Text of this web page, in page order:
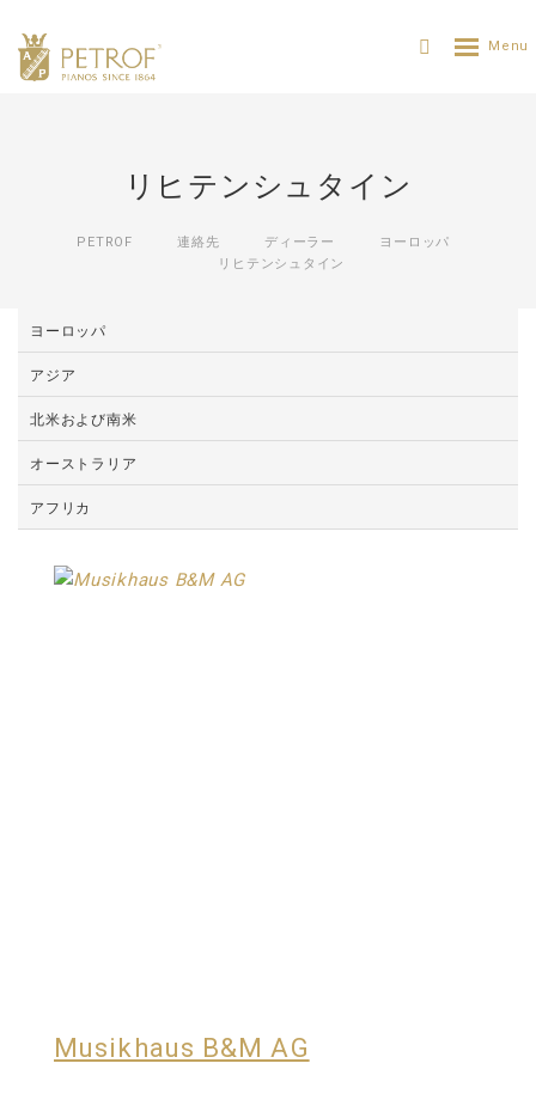
リヒテンシュタイン
PETROF 連絡先 ディーラー
ヨーロッパ
リヒテンシュタイン
ヨーロッパ
アジア
北米および南米
オーストラリア
アフリカ
Musikhaus B&M AG